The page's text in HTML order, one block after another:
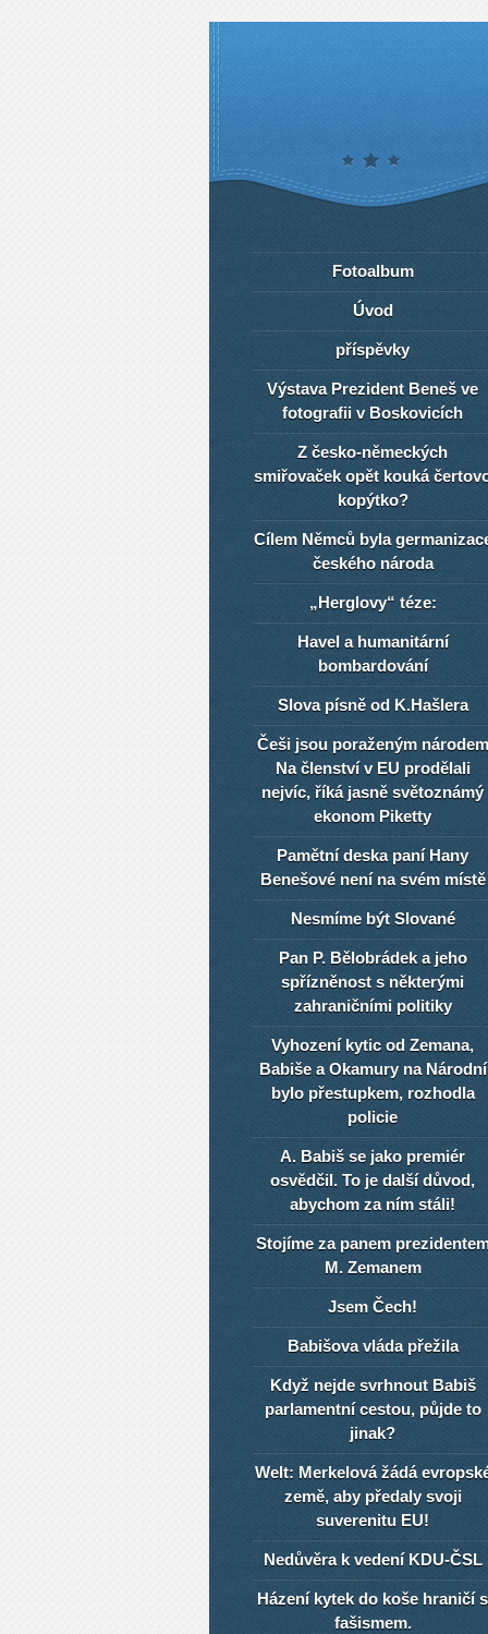
Fotoalbum
Úvod
příspěvky
Výstava Prezident Beneš ve
fotografii v Boskovicích
Z česko-německých
smiřovaček opět kouká
kopýtko?
Cílem Němců byla
českého národa
„Herglovy“ téze:
Havel a humanitární
bombardování
Slova písně od K.Hašlera
Češi jsou poraženým národem
Na členství v EU prodělali
nejvíc, říká jasně světoznámý
ekonom Piketty
Pamětní deska paní Hany
Benešové není na svém místě
Nesmíme být Slované
Pan P. Bělobrádek a jeho
spřízněnost s některými
zahraničními politiky
Vyhození kytic od Zemana,
Babiše a Okamury na Národní
bylo přestupkem, rozhodla
policie
A. Babiš se jako premiér
osvědčil. To je další důvod,
abychom za ním stáli!
Stojíme za panem
M. Zemanem
Jsem Čech!
Babišova vláda přežila
Když nejde svrhnout Babiš
parlamentní cestou, půjde to
jinak?
Welt: Merkelová žádá
země, aby předaly svoji
suverenitu EU!
Nedůvěra k vedení KDU-ČSL
Házení kytek do koše hraničí s
fašismem.